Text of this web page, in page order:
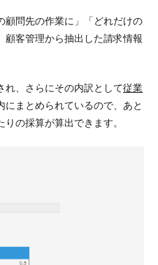
顧問先の作業に」「どれだけの
顧客管理から抽出した請求情報
れ、さらにその内訳として従業
にまとめられているので、あと
の採算が算出できます。